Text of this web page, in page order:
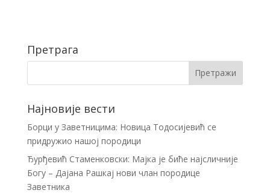
Претрага
Најновије вести
Борци у Заветницима: Новица Тодосијевић се
придружио нашој породици
Ђурђевић Стаменковски: Мајка је биће најсличније
Богу – Дајана Рашкај нови члан породице
Заветника